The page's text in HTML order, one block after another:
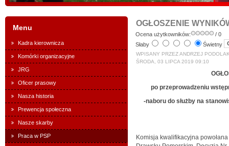
Menu
Kadra kierownicza
Komórki organizacyjne
JRG
Oficer prasowy
Nasza historia
Prewencja społeczna
Nasze skarby
Praca w PSP
OGŁOSZENIE
Ocena użytkowników:
/ 0
Słaby
Świetny
WPISANY PRZEZ ANDRZEJ
ŚRODA, 03 LIPCA 2019 09:10
po przeprowadzeniu
-naboru do służby na
Komisja kwalifikacyjna